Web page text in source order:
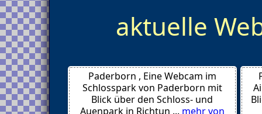
Unteruhldingen 88690
Ravensburg 88212
Bonndorf
Flein
Furtwangen-Schochenbach
Karlsruhe 76045
Konstanz 78462
Seebach 77889
aktuelle
Paderborn , Eine Webcam im
Schlosspark von Paderborn mit
Blick über den Schloss- und
Auenpark in Richtun ... mehr von